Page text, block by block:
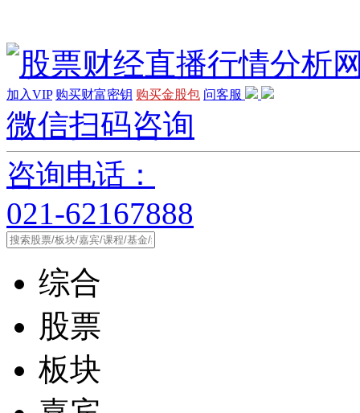
加入VIP 购买财富密钥 购买金股包 问客服
微信扫码咨询
咨询电话：
021-62167888
综合
股票
板块